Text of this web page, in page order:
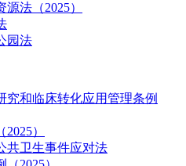
法（2025）
园法
究和临床转化应用管理条例
）
共卫生事件应对法